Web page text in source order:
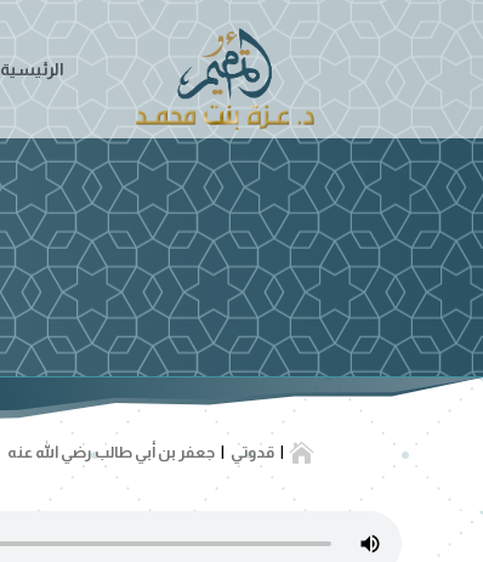
الرئيسية
 قدوتي جعفر بن أبي طالب رضي الله عنه